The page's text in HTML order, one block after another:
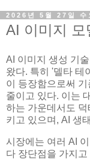
2026년 5월 27일 수
AI 이미지 모
AI 이미지 생성 기
왔다. 특히 '델타 테
이 등장함으로써
줄이고 있다. 이는
하는 가운데서도 덕
키고 있으며, AI 생
시장에는 여러 AI
다 장단점을 가지